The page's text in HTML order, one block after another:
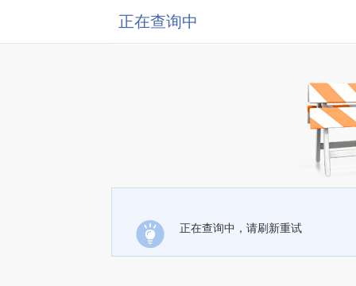
正在查询中
正在查询中，请刷新重试